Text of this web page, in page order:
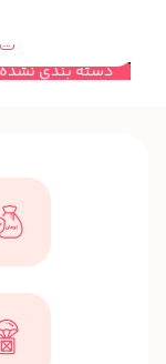
دسته بندی نشده